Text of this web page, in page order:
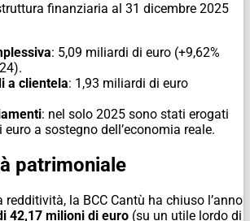
finanziaria al 31 dicembre 2025
: 5,09 miliardi di euro (+9,62%
a clientela: 1,93 miliardi di euro
: nel solo 2025 sono stati erogati
a sostegno dell’economia reale.
patrimoniale
la BCC Cantù ha chiuso l’anno
42,17 milioni di euro (su un utile lordo di